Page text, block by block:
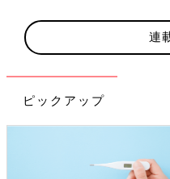
連
ピックアップ